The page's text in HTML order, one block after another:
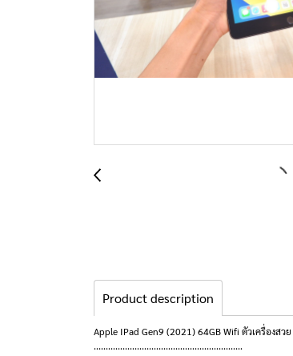
Product description
Apple IPad Gen9 (2021) 64GB Wifi ตัวเครื่องส
..............................................................